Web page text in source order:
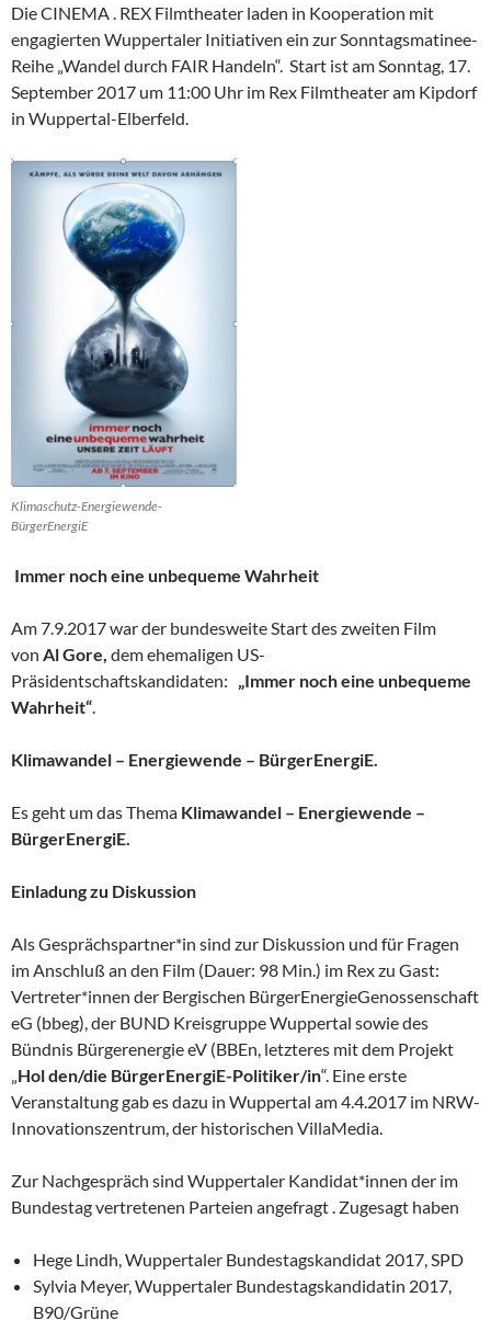
Die CINEMA . REX Filmtheater laden in Kooperation mit
engagierten Wuppertaler Initiativen ein zur Sonntagsmatinee-
Reihe „Wandel durch FAIR Handeln“. Start ist am Sonntag, 17.
September 2017 um 11:00 Uhr im Rex Filmtheater am Kipdorf
in Wuppertal-Elberfeld.
Klimaschutz-Energiewende-
BürgerEnergiE
Immer noch eine unbequeme Wahrheit
Am 7.9.2017 war der bundesweite Start des zweiten Film
von Al Gore, dem ehemaligen US-
Präsidentschaftskandidaten:
„Immer noch eine unbequeme
Wahrheit“
Klimawandel – Energiewende – BürgerEnergiE.
Es geht um das Thema Klimawandel – Energiewende –
BürgerEnergiE.
Einladung zu Diskussion
Als Gesprächspartner*in sind zur Diskussion und für Fragen
im Anschluß an den Film (Dauer: 98 Min.) im Rex zu Gast:
Vertreter*innen der Bergischen BürgerEnergieGenossenschaft
eG (bbeg), der BUND Kreisgruppe Wuppertal sowie des
Bündnis Bürgerenergie eV (BBEn, letzteres mit dem Projekt
Hol den/die BürgerEnergiE-Politiker/in“. Eine erste
Veranstaltung gab es dazu in Wuppertal am 4.4.2017 im NRW-
Innovationszentrum, der historischen VillaMedia.
Zur Nachgespräch sind Wuppertaler Kandidat*innen der im
Bundestag vertretenen Parteien angefragt . Zugesagt haben
Hege Lindh, Wuppertaler Bundestagskandidat 2017, SPD
Sylvia Meyer, Wuppertaler Bundestagskandidatin 2017,
B90/Grüne